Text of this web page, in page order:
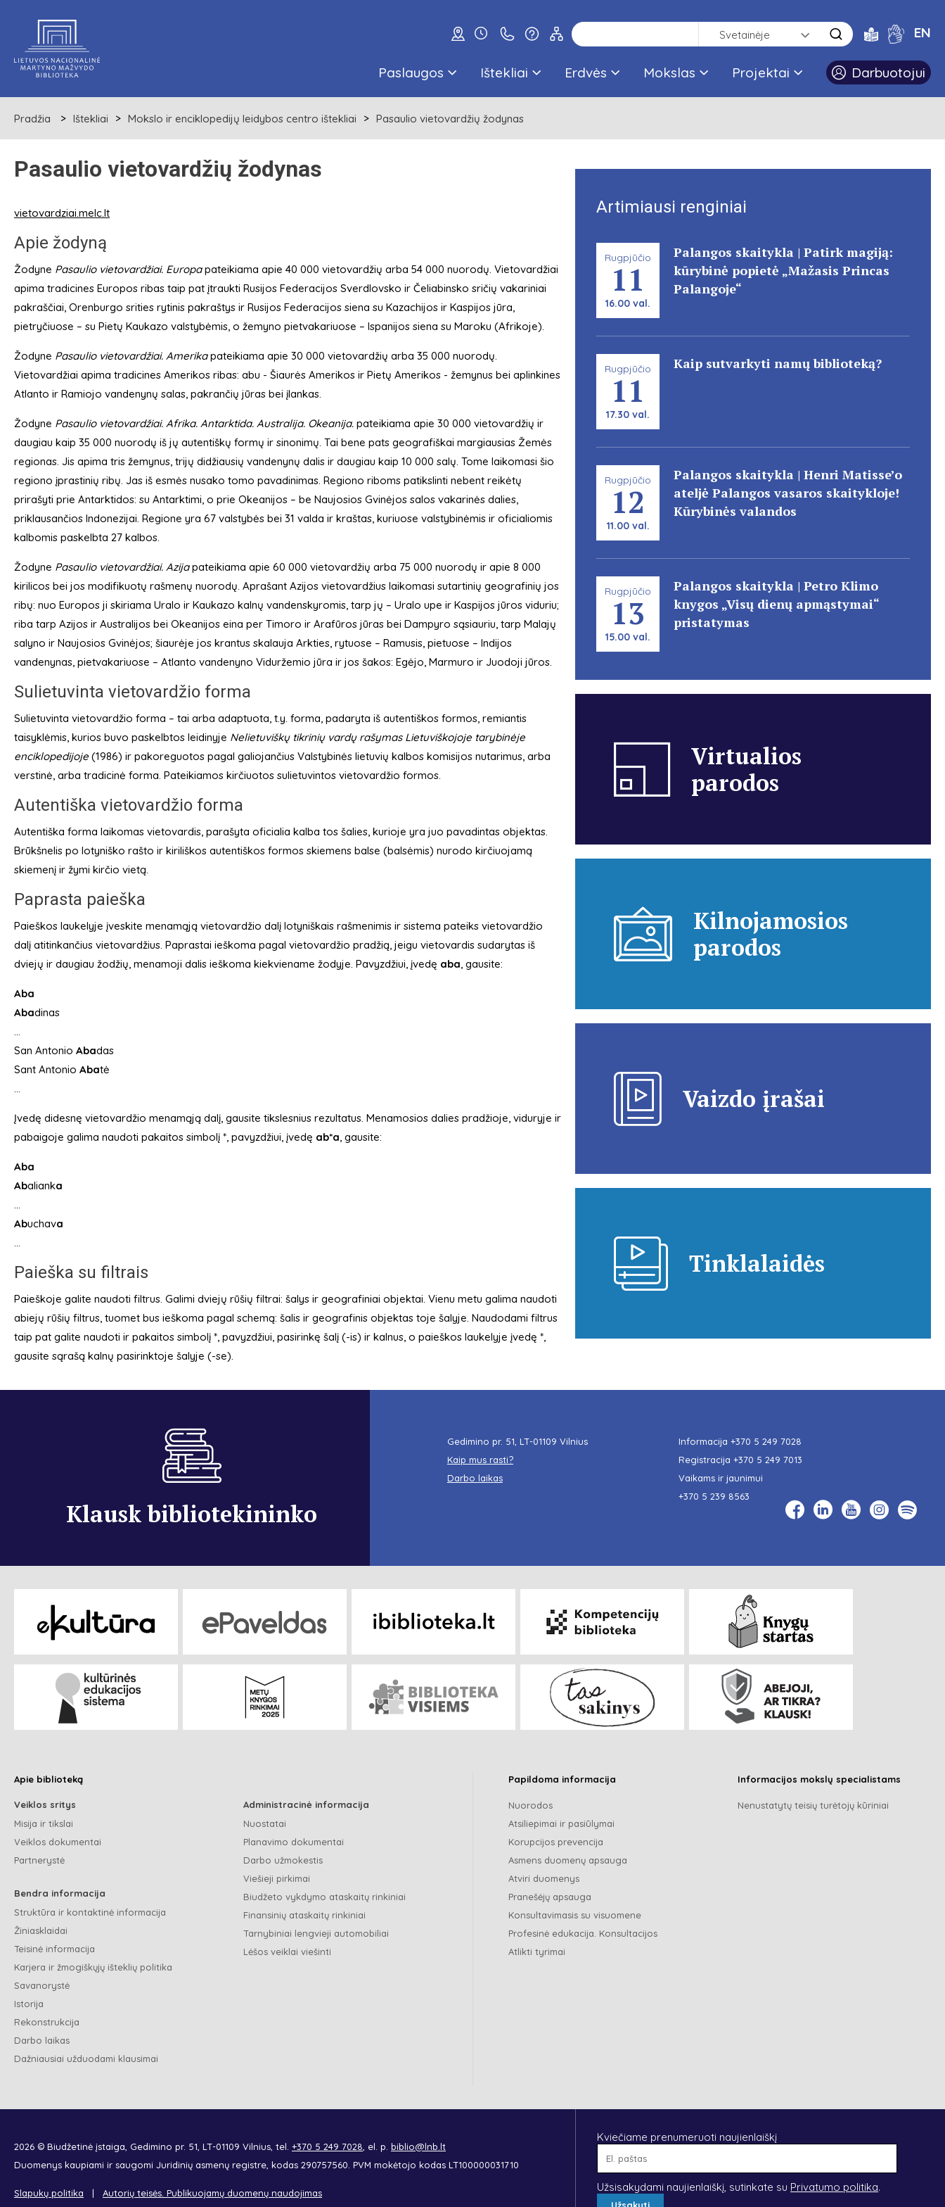
Svetainėje EN
Paslaugos Ištekliai Erdvės Mokslas Projektai Darbuotojui
Pradžia Ištekliai Mokslo ir enciklopedijų leidybos centro ištekliai Pasaulio vietovardžių žodynas
Pasaulio vietovardžių žodynas
vietovardziai.melc.lt
Apie žodyną
Žodyne Pasaulio vietovardžiai. Europapateikiama apie 40 000 vietovardžių arba 54 000 nuorodų. Vietovardžiai
apima tradicines Europos ribas taip pat įtraukti Rusijos Federacijos Sverdlovsko ir Čeliabinsko sričių vakariniai
pakraščiai, Orenburgo srities rytinis pakraštys ir Rusijos Federacijos siena su Kazachijos ir Kaspijos jūra,
pietryčiuose – su Pietų Kaukazo valstybėmis, o žemyno pietvakariuose – Ispanijos siena su Maroku (Afrikoje).
Žodyne Pasaulio vietovardžiai. Amerikapateikiama apie 30 000 vietovardžių arba 35 000 nuorodų.
Vietovardžiai apima tradicines Amerikos ribas: abu - Šiaurės Amerikos ir Pietų Amerikos - žemynus bei aplinkines
Atlanto ir Ramiojo vandenynų salas, pakrančių jūras bei įlankas.
Žodyne Pasaulio vietovardžiai. Afrika. Antarktida. Australija. Okeanija. pateikiama apie 30 000 vietovardžių ir
daugiau kaip 35 000 nuorodų iš jų autentiškų formų ir sinonimų. Tai bene pats geografiškai margiausias Žemės
regionas. Jis apima tris žemynus, trijų didžiausių vandenynų dalis ir daugiau kaip 10 000 salų. Tome laikomasi šio
regiono įprastinių ribų. Jas iš esmės nusako tomo pavadinimas. Regiono riboms patikslinti nebent reikėtų
prirašyti prie Antarktidos: su Antarktimi, o prie Okeanijos – be Naujosios Gvinėjos salos vakarinės dalies,
priklausančios Indonezijai. Regione yra 67 valstybės bei 31 valda ir kraštas, kuriuose valstybinėmis ir oficialiomis
kalbomis paskelbta 27 kalbos.
Žodyne Pasaulio vietovardžiai. Azijapateikiama apie 60 000 vietovardžių arba 75 000 nuorodų ir apie 8 000
kirilicos bei jos modifikuotų rašmenų nuorodų. Aprašant Azijos vietovardžius laikomasi sutartinių geografinių jos
ribų: nuo Europos ji skiriama Uralo ir Kaukazo kalnų vandenskyromis, tarp jų – Uralo upe ir Kaspijos jūros viduriu;
riba tarp Azijos ir Australijos bei Okeanijos eina per Timoro ir Arafūros jūras bei Dampyro sąsiauriu, tarp Malajų
salyno ir Naujosios Gvinėjos; šiaurėje jos krantus skalauja Arkties, rytuose – Ramusis, pietuose – Indijos
vandenynas, pietvakariuose – Atlanto vandenyno Viduržemio jūra ir jos šakos: Egėjo, Marmuro ir Juodoji jūros.
Sulietuvinta vietovardžio forma
Sulietuvinta vietovardžio forma – tai arba adaptuota, t.y. forma, padaryta iš autentiškos formos, remiantis
taisyklėmis, kurios buvo paskelbtos leidinyje Nelietuviškų tikrinių vardų rašymas Lietuviškojoje tarybinėje
enciklopedijoje (1986) ir pakoreguotos pagal galiojančius Valstybinės lietuvių kalbos komisijos nutarimus, arba
verstinė, arba tradicinė forma. Pateikiamos kirčiuotos sulietuvintos vietovardžio formos.
Autentiška vietovardžio forma
Autentiška forma laikomas vietovardis, parašyta oficialia kalba tos šalies, kurioje yra juo pavadintas objektas.
Brūkšnelis po lotyniško rašto ir kiriliškos autentiškos formos skiemens balse (balsėmis) nurodo kirčiuojamą
skiemenį ir žymi kirčio vietą.
Paprasta paieška
Paieškos laukelyje įveskite menamąją vietovardžio dalį lotyniškais rašmenimis ir sistema pateiks vietovardžio
dalį atitinkančius vietovardžius. Paprastai ieškoma pagal vietovardžio pradžią, jeigu vietovardis sudarytas iš
dviejų ir daugiau žodžių, menamoji dalis ieškoma kiekviename žodyje. Pavyzdžiui, įvedę aba, gausite:
Aba
Abadinas
…
San Antonio Abadas
Sant Antonio Abatė
…
Įvedę didesnę vietovardžio menamąją dalį, gausite tikslesnius rezultatus. Menamosios dalies pradžioje, viduryje ir
pabaigoje galima naudoti pakaitos simbolį *, pavyzdžiui, įvedę ab*a, gausite:
Aba
Abalianka
…
Abuchava
…
Paieška su filtrais
Paieškoje galite naudoti filtrus. Galimi dviejų rūšių filtrai: šalys ir geografiniai objektai. Vienu metu galima naudoti
abiejų rūšių filtrus, tuomet bus ieškoma pagal schemą: šalis ir geografinis objektas toje šalyje. Naudodami filtrus
taip pat galite naudoti ir pakaitos simbolį *, pavyzdžiui, pasirinkę šalį (-is) ir kalnus, o paieškos laukelyje įvedę *,
gausite sąrašą kalnų pasirinktoje šalyje (-se).
Artimiausi renginiai
Rugpjūčio
11
16.00 val.
Palangos skaitykla | Patirk magiją:
kūrybinė popietė „Mažasis Princas
Palangoje“
Rugpjūčio
11
17.30 val.
Kaip sutvarkyti namų biblioteką?
Rugpjūčio
12
11.00 val.
Palangos skaitykla | Henri Matisse’o
ateljė Palangos vasaros skaitykloje!
Kūrybinės valandos
Rugpjūčio
13
15.00 val.
Palangos skaitykla | Petro Klimo
knygos „Visų dienų apmąstymai“
pristatymas
Virtualios
parodos
Kilnojamosios
parodos
Vaizdo įrašai
Tinklalaidės
Klausk bibliotekininko
Gedimino pr. 51, LT-01109 Vilnius
Kaip mus rasti?
Darbo laikas
Informacija +370 5 249 7028
Registracija +370 5 249 7013
Vaikams ir jaunimui
+370 5 239 8563
Apie biblioteką
Veiklos sritys
Misija ir tikslai
Veiklos dokumentai
Partnerystė
Bendra informacija
Struktūra ir kontaktinė informacija
Žiniasklaidai
Teisinė informacija
Karjera ir žmogiškųjų išteklių politika
Savanorystė
Istorija
Rekonstrukcija
Darbo laikas
Dažniausiai užduodami klausimai
Administracinė informacija
Nuostatai
Planavimo dokumentai
Darbo užmokestis
Viešieji pirkimai
Biudžeto vykdymo ataskaitų rinkiniai
Finansinių ataskaitų rinkiniai
Tarnybiniai lengvieji automobiliai
Lėšos veiklai viešinti
Papildoma informacija
Nuorodos
Atsiliepimai ir pasiūlymai
Korupcijos prevencija
Asmens duomenų apsauga
Atviri duomenys
Pranešėjų apsauga
Konsultavimasis su visuomene
Profesinė edukacija. Konsultacijos
Atlikti tyrimai
Informacijos mokslų specialistams
Nenustatytų teisių turėtojų kūriniai
2026 © Biudžetinė įstaiga, Gedimino pr. 51, LT-01109 Vilnius, tel. +370 5 249 7028 , el. p. biblio@lnb.lt
Duomenys kaupiami ir saugomi Juridinių asmenų registre, kodas 290757560. PVM mokėtojo kodas LT100000031710
Slapukų politika Autorių teisės. Publikuojamų duomenų naudojimas
Kviečiame prenumeruoti naujienlaiškį
Užsisakydami naujienlaiškį, sutinkate su Privatumo politika.